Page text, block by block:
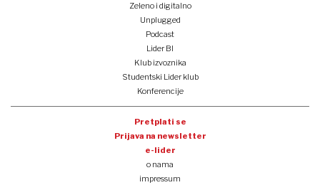
Zeleno i digitalno
Unplugged
Podcast
Lider BI
Klub izvoznika
Studentski Lider klub
Konferencije
Pretplati se
Prijava na newsletter
e-lider
o nama
impressum